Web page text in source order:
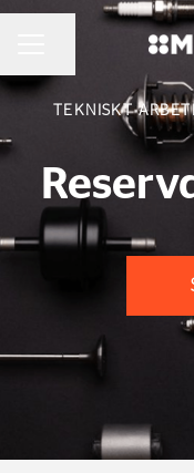
TEKNISKT